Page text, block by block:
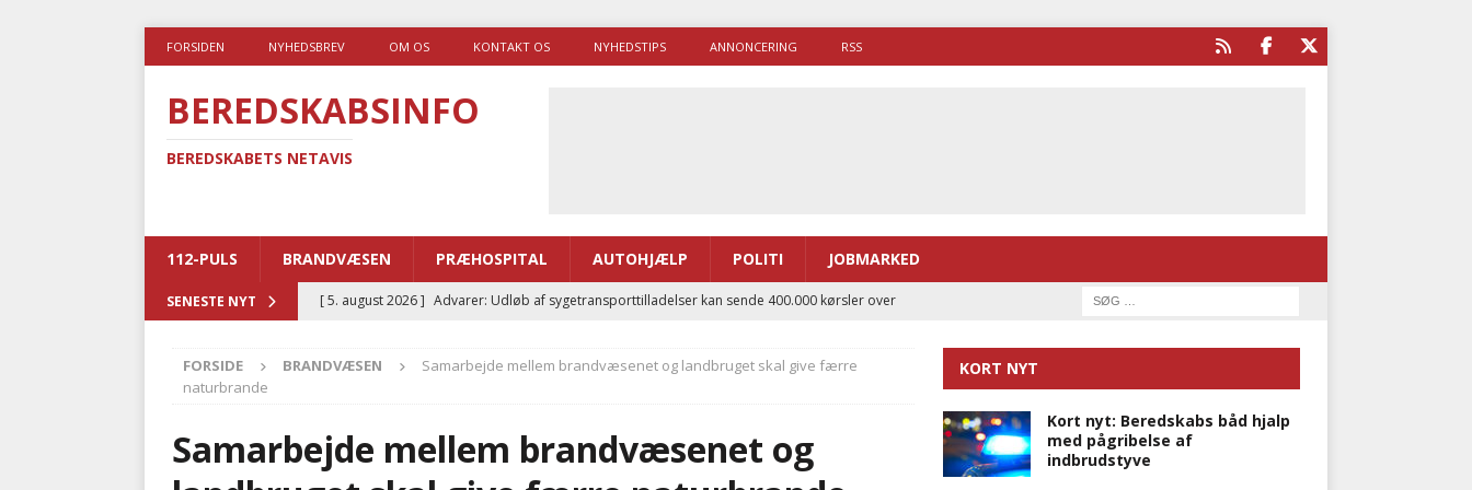
FORSIDEN NYHEDSBREV OM OS KONTAKT OS NYHEDSTIPS ANNONCERING RSS
BEREDSKABSINFO
BEREDSKABETS NETAVIS
112-PULS BRANDVÆSEN PRÆHOSPITAL AUTOHJÆLP POLITI JOBMARKED
SENESTE NYT [ 5. august 2026 ] Advarer: Udløb af sygetransporttilladelser kan sende 400.000 kørsler over
[ 5. august 2026 ] Ny ambulance og el-sygetransportvogn til Samsø
PRÆHOSPITAL
BRANDVÆSEN
[ 4. august 2026 ] Ny treårig politiuddannelse skal ruste betjentene til mere kompleks
FORSIDE BRANDVÆSEN
Samarbejde mellem brandvæsenet og landbruget skal give færre
naturbrande
Samarbejde mellem brandvæsenet og
KORT NYT
Kort nyt: Beredskabs båd hjalp
med pågribelse af
indbrudstyve